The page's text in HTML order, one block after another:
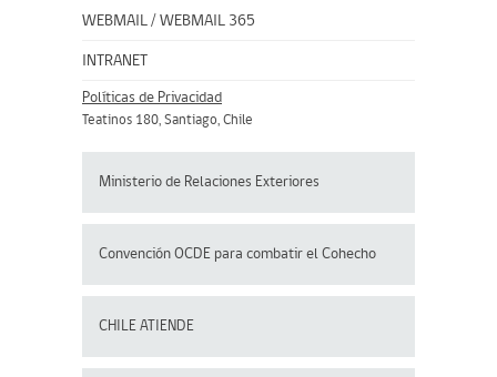
WEBMAIL / WEBMAIL 365
INTRANET
Políticas de Privacidad
Teatinos 180, Santiago, Chile
Ministerio de Relaciones Exteriores
Convención OCDE para combatir el Cohecho
CHILE ATIENDE